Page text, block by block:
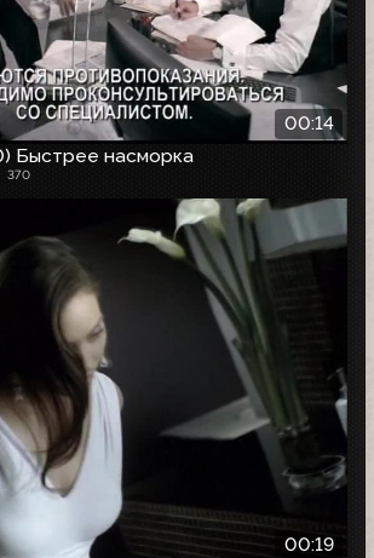
00:14
Быстрее насморка
370
00:19